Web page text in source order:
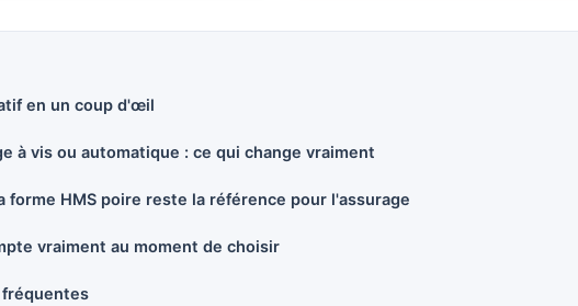
en un coup d'œil
à vis ou automatique : ce qui change vraiment
forme HMS poire reste la référence pour l'assurage
vraiment au moment de choisir